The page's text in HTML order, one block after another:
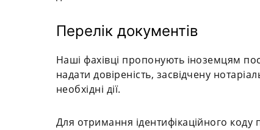
Перелік документів
Наші фахівці пропонують іноземцям
надати довіреність, засвідчену
необхідні дії.
Для отримання ідентифікаційного коду